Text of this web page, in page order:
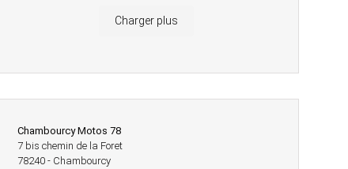
Charger plus
Chambourcy Motos 78
7 bis chemin de la Foret
78240 - Chambourcy